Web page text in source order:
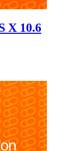
X 10.6